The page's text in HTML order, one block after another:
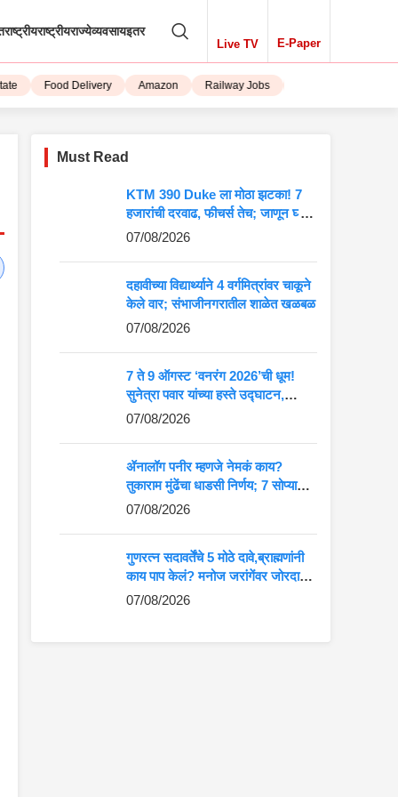
राष्ट्रीयराज्येव्यवसायइतर
Live TV E-Paper
Food Delivery Amazon Railway Jobs iPhone 15
Must Read
KTM 390 Duke ला मोठा झटका! 7
हजारांची दरवाढ, फीचर्स तेच; जाणून घ्या
5 मोठे बदल
07/08/2026
दहावीच्या विद्यार्थ्याने 4 वर्गमित्रांवर चाकूने
केले वार; संभाजीनगरातील शाळेत खळबळ
07/08/2026
7 ते 9 ऑगस्ट ‘वनरंग 2026’ची धूम!
सुनेत्रा पवार यांच्या हस्ते उद्घाटन,
आदिवासी कलेला मोठे व्यासपीठ
07/08/2026
ॲनालॉग पनीर म्हणजे नेमकं काय?
तुकाराम मुंढेंचा धाडसी निर्णय; 7 सोप्या
मार्गांनी ओळखा अस्सल की बनावट पनीर
07/08/2026
गुणरत्न सदावर्तेंचे 5 मोठे दावे,ब्राह्मणांनी
काय पाप केलं? मनोज जरांगेंवर जोरदार
टीका
07/08/2026